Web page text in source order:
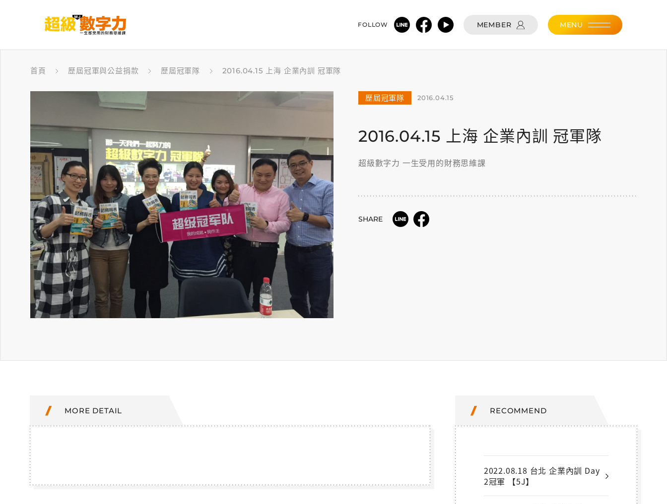
FOLLOW MEMBER MENU
首頁 歷屆冠軍與公益捐款 歷屆冠軍隊 2016.04.15 上海 企業內訓 冠軍隊
歷屆冠軍隊 2016.04.15
2016.04.15 上海 企業內訓 冠軍隊
超級數字力 一生受用的財務思維課
SHARE
MORE DETAIL RECOMMEND
2022.08.18 台北 企業內訓 Day
2冠軍 【5J】